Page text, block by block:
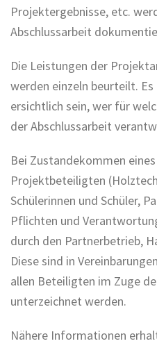
Projektergebnisse, etc.
Abschlussarbeit
Die Leistungen der
werden einzeln beurteilt.
ersichtlich sein, wer für
der Abschlussarbeit
Bei Zustandekommen
Projektbeteiligten
Schülerinnen und Schüler,
Pflichten und
durch den Partnerbetrieb,
Diese sind in
allen Beteiligten im Zuge
unterzeichnet werden.
Nähere Informationen